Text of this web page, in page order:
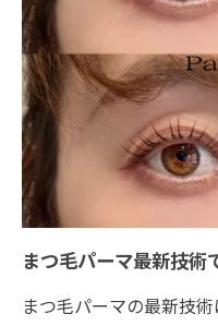
化粧品登録済
体験
トリートメン
まつ毛パー
自然なカールが魅
まつ毛パーマ
声
まつ毛パーマ最新技術
まつ毛パーマの最新技